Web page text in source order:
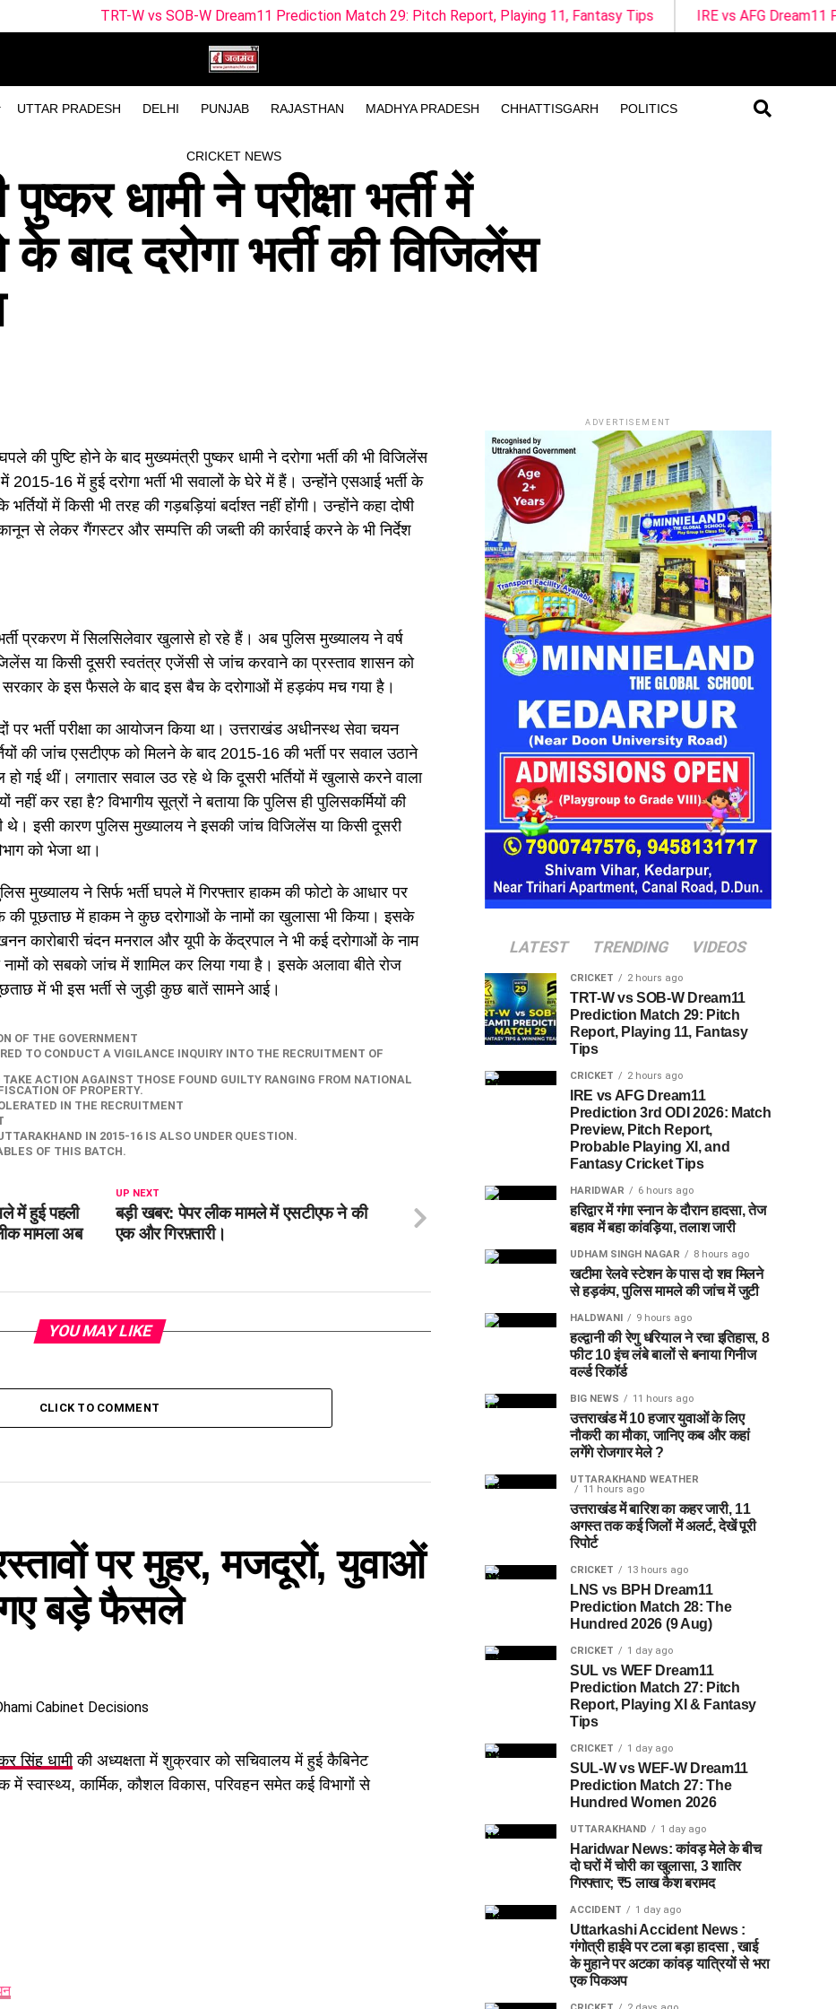
UTTAR PRADESH DELHI PUNJAB RAJASTHAN MADHYA PRADESH CHHATTISGARH POLITICS
CRICKET NEWS
TRT-W vs SOB-W Dream11 Prediction Match 29: Pitch Report, Playing 11, Fantasy Tips IRE vs AFG Dream11 Prediction
धामी ने परीक्षा भर्ती में
बाद दरोगा भर्ती की विजिलेंस
की पुष्टि होने के बाद मुख्यमंत्री पुष्कर धामी ने दरोगा भर्ती की भी विजिलेंस
2015-16 में हुई दरोगा भर्ती भी सवालों के घेरे में हैं। उन्होंने एसआई भर्ती के
में किसी भी तरह की गड़बड़ियां बर्दाश्त नहीं होंगी। उन्होंने कहा दोषी
से लेकर गैंगस्टर और सम्पत्ति की जब्ती की कार्रवाई करने के भी निर्देश
प्रकरण में सिलसिलेवार खुलासे हो रहे हैं। अब पुलिस मुख्यालय ने वर्ष
या किसी दूसरी स्वतंत्र एजेंसी से जांच करवाने का प्रस्ताव शासन को
सरकार के इस फैसले के बाद इस बैच के दरोगाओं में हड़कंप मच गया है।
पर भर्ती परीक्षा का आयोजन किया था। उत्तराखंड अधीनस्थ सेवा चयन
की जांच एसटीएफ को मिलने के बाद 2015-16 की भर्ती पर सवाल उठाने
हो गई थीं। लगातार सवाल उठ रहे थे कि दूसरी भर्तियों में खुलासे करने वाला
नहीं कर रहा है? विभागीय सूत्रों ने बताया कि पुलिस ही पुलिसकर्मियों की
थे। इसी कारण पुलिस मुख्यालय ने इसकी जांच विजिलेंस या किसी दूसरी
को भेजा था।
मुख्यालय ने सिर्फ भर्ती घपले में गिरफ्तार हाकम की फोटो के आधार पर
की पूछताछ में हाकम ने कुछ दरोगाओं के नामों का खुलासा भी किया। इसके
कारोबारी चंदन मनराल और यूपी के केंद्रपाल ने भी कई दरोगाओं के नाम
को सबको जांच में शामिल कर लिया गया है। इसके अलावा बीते रोज
में भी इस भर्ती से जुड़ी कुछ बातें सामने आई‌।
OF THE GOVERNMENT
TO CONDUCT A VIGILANCE INQUIRY INTO THE RECRUITMENT OF
ACTION AGAINST THOSE FOUND GUILTY RANGING FROM NATIONAL
OF PROPERTY.
IN THE RECRUITMENT
IN 2015-16 IS ALSO UNDER QUESTION.
OF THIS BATCH.
UP NEXT
बड़ी खबर: पेपर लीक मामले में एसटीएफ ने की
एक और गिरफ़्तारी।
में हुई पहली
मामला अब
YOU MAY LIKE
CLICK TO COMMENT
पर मुहर, मजदूरों, युवाओं
गए बड़े फैसले
सिंह धामीकी अध्यक्षता में शुक्रवार को सचिवालय में हुई कैबिनेट
स्वास्थ्य, कार्मिक, कौशल विकास, परिवहन समेत कई विभागों से
ADVERTISEMENT
LATEST TRENDING VIDEOS
CRICKET 2 hours ago
TRT-W vs SOB-W Dream11
Prediction Match 29: Pitch
Report, Playing 11, Fantasy
Tips
CRICKET 2 hours ago
IRE vs AFG Dream11
Prediction 3rd ODI 2026: Match
Preview, Pitch Report,
Probable Playing XI, and
Fantasy Cricket Tips
HARIDWAR 6 hours ago
हरिद्वार में गंगा स्नान के दौरान हादसा, तेज
बहाव में बहा कांवड़िया, तलाश जारी
UDHAM SINGH NAGAR 8 hours ago
खटीमा रेलवे स्टेशन के पास दो शव मिलने
से हड़कंप, पुलिस मामले की जांच में जुटी
HALDWANI 9 hours ago
हल्द्वानी की रेणु धरियाल ने रचा इतिहास, 8
फीट 10 इंच लंबे बालों से बनाया गिनीज
वर्ल्ड रिकॉर्ड
BIG NEWS 11 hours ago
उत्तराखंड में 10 हजार युवाओं के लिए
नौकरी का मौका, जानिए कब और कहां
लगेंगे रोजगार मेले ?
UTTARAKHAND WEATHER
11 hours ago
उत्तराखंड में बारिश का कहर जारी, 11
अगस्त तक कई जिलों में अलर्ट, देखें पूरी
रिपोर्ट
CRICKET 13 hours ago
LNS vs BPH Dream11
Prediction Match 28: The
Hundred 2026 (9 Aug)
CRICKET 1 day ago
SUL vs WEF Dream11
Prediction Match 27: Pitch
Report, Playing XI & Fantasy
Tips
CRICKET 1 day ago
SUL-W vs WEF-W Dream11
Prediction Match 27: The
Hundred Women 2026
UTTARAKHAND 1 day ago
Haridwar News: कांवड़ मेले के बीच
दो घरों में चोरी का खुलासा, 3 शातिर
गिरफ्तार; ₹5 लाख कैश बरामद
ACCIDENT 1 day ago
Uttarkashi Accident News :
गंगोत्री हाईवे पर टला बड़ा हादसा , खाई
के मुहाने पर अटका कांवड़ यात्रियों से भरा
एक पिकअप